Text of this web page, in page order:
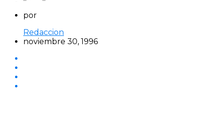
por
Redaccion
noviembre 30, 1996